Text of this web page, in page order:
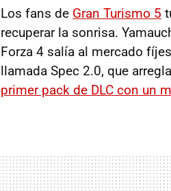
Los fans de Gran Turismo 5
recuperar la sonrisa.
Forza 4 salía al mercado
llamada Spec 2.0, que
primer pack de DLC con un